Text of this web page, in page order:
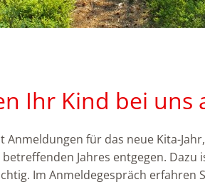
Ihr Kind bei uns
für das neue Kita-
Jahres entgegen. Dazu
Im Anmeldegespräch erfahren